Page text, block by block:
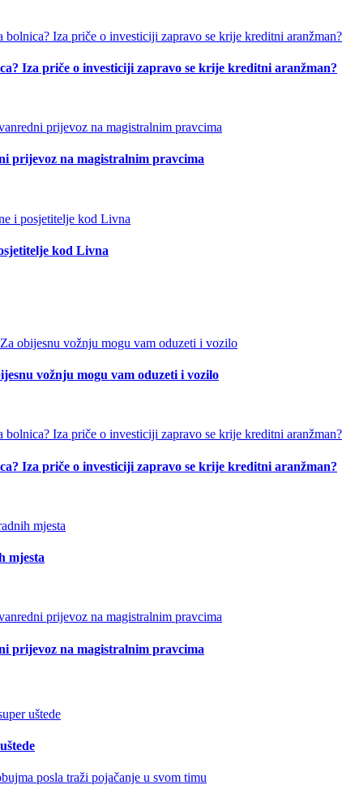
Iza priče o investiciji zapravo se krije kreditni aranžman?
prijevoz na magistralnim pravcima
kod Livna
vožnju mogu vam oduzeti i vozilo
Iza priče o investiciji zapravo se krije kreditni aranžman?
mjesta
prijevoz na magistralnim pravcima